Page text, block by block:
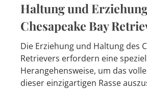
Haltung und
Chesapeake Bay
Die Erziehung und Haltung des
Retrievers erfordern eine
Herangehensweise, um das
dieser einzigartigen Rasse